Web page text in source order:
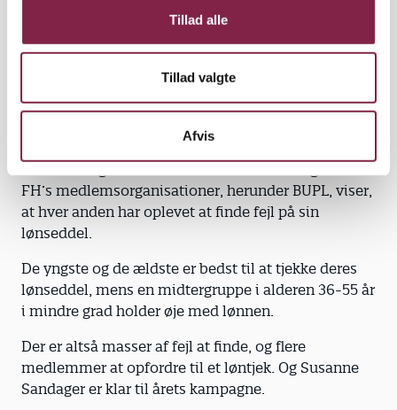
Tillad alle
Tillad valgte
Afvis
tanden til kampagnen i uge 46 og 47, hvor
tillidsrepræsentanter på de enkelte arbejdspladser i
hele landet samarbejder med
fællestillidsrepræsentanten i kommunen og den
lokale BUPL fagforening om at sætte spot på de
FH’s medlemsorganisationer, herunder BUPL, viser,
at hver anden har oplevet at finde fejl på sin
lønseddel.
De yngste og de ældste er bedst til at tjekke deres
lønseddel, mens en midtergruppe i alderen 36-55 år
i mindre grad holder øje med lønnen.
Der er altså masser af fejl at finde, og flere
medlemmer at opfordre til et løntjek. Og Susanne
Sandager er klar til årets kampagne.